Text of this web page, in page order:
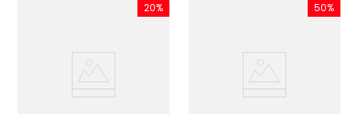
20% 50%